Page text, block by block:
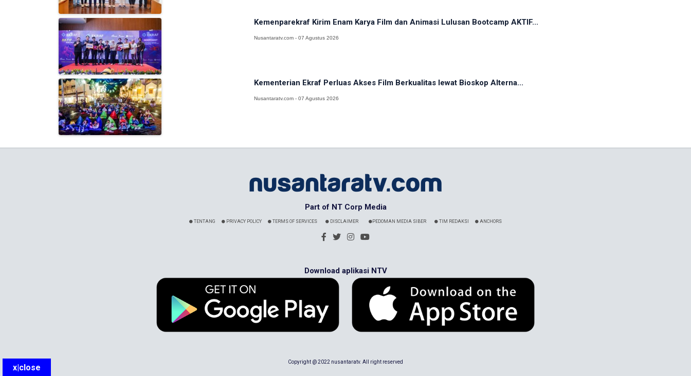
Kemenparekraf Kirim Enam Karya Film dan Animasi Lulusan Bootcamp AKTIF...
Nusantaratv.com - 07 Agustus 2026
Kementerian Ekraf Perluas Akses Film Berkualitas lewat Bioskop Alterna...
Nusantaratv.com - 07 Agustus 2026
Part of NT Corp Media
TENTANG PRIVACY POLICY TERMS OF SERVICES DISCLAIMER PEDOMAN MEDIA SIBER TIM REDAKSI ANCHORS
Download aplikasi NTV
Copyright @ 2022 nusantaratv. All right reserved
x|close